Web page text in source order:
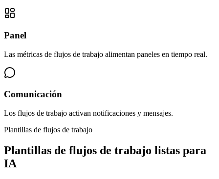
Panel
Las métricas de flujos de trabajo alimentan paneles en tiempo real.
Comunicación
Los flujos de trabajo activan notificaciones y mensajes.
Plantillas de flujos de trabajo
Plantillas de flujos de trabajo listas para
IA